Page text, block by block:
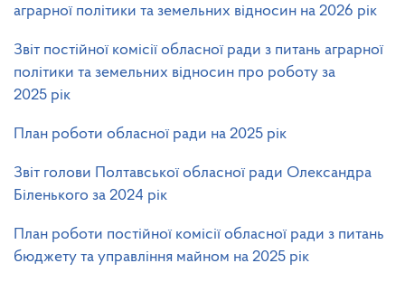
аграрної політики та земельних відносин на 2026 рік
Звіт постійної комісії обласної ради з питань аграрної
політики та земельних відносин про роботу за
2025 рік
План роботи обласної ради на 2025 рік
Звіт голови Полтавської обласної ради Олександра
Біленького за 2024 рік
План роботи постійної комісії обласної ради з питань
бюджету та управління майном на 2025 рік